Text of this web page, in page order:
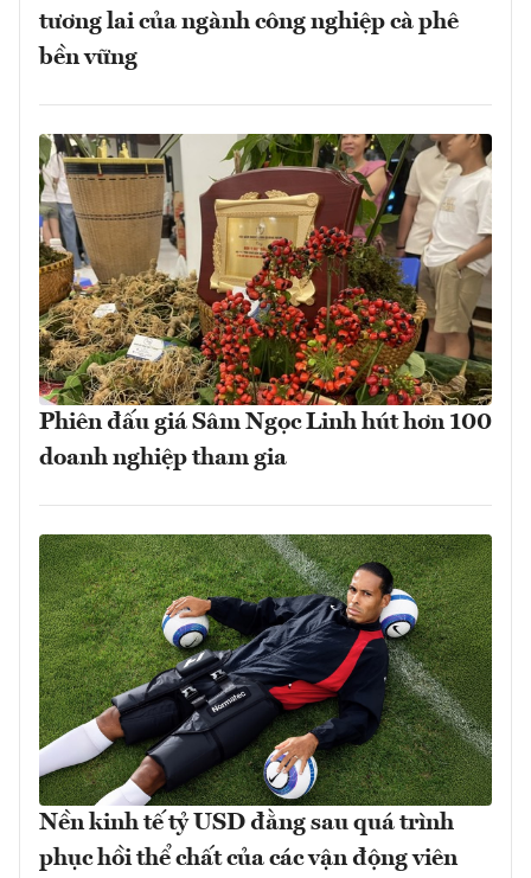
tương lai của ngành công nghiệp cà phê
bền vững
Phiên đấu giá Sâm Ngọc Linh hút hơn 100
doanh nghiệp tham gia
Nền kinh tế tỷ USD đằng sau quá trình
phục hồi thể chất của các vận động viên